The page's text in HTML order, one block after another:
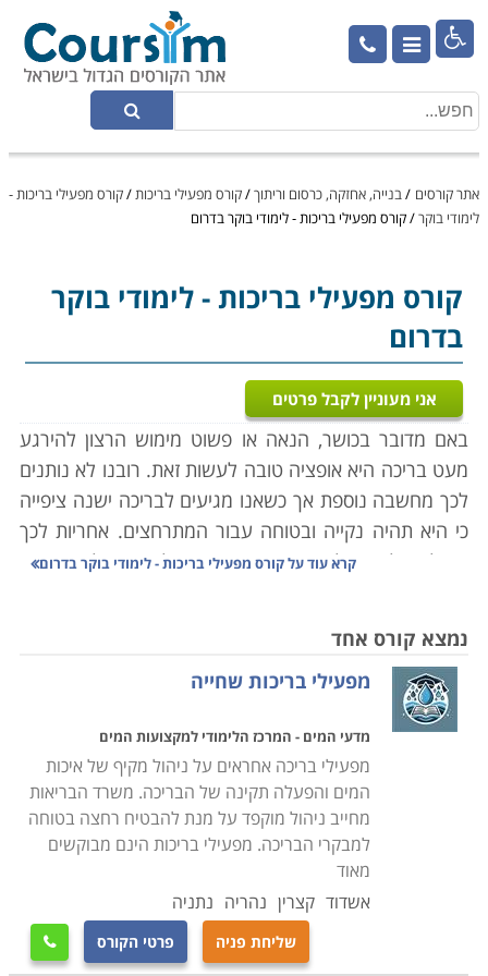

אתר קורסים /בנייה, אחזקה, כרסום וריתוך/קורס מפעילי בריכות/קורס מפעילי בריכות -
לימודי בוקר/קורס מפעילי בריכות - לימודי בוקר בדרום
קורס מפעילי בריכות- לימודי בוקר
בדרום
אני מעוניין לקבל פרטים
באם מדובר בכושר, הנאה או פשוט מימוש הרצון להירגע
מעט בריכה היא אופציה טובה לעשות זאת. רובנו לא נותנים
לכך מחשבה נוספת אך כשאנו מגיעים לבריכה ישנה ציפייה
כי היא תהיה נקייה ובטוחה עבור המתרחצים. אחריות לכך
מוטלת על מפעיל המקום אשר תפקידו לדאוג כי למתרחצים
המתרחצים מצויים בסיכון להיפצע או לחלות. לכן, יש צורך
בקורס מפעילי בריכות מיומנים שהוכשרו במיוחד וידעו לקחת
בחשבון את כל ההיבטים הכרוכים בהפעלת הבריכה.
במסגרת קורס מפעילי בריכות נלמדים כל תחומי האחזקה
והניהול, תפעול של תהליכים סביבתיים, מערכת הסינון
ותחזוקת הבריכה ועבודה מול גורמים חיצוניים כדוגמת
ספקים, מתרחצים ורשויות
תחומי הלימוד בקורס נחלקים לנושאים על פי סוג העבודה
הנדרשת. בתחום המים נלמדת כל תורת השמירה והפיקוח
על איכות המים, השימוש בחומרי ניקוי וסטריליזציה כדוגמת
קרא עוד עלקורס מפעילי בריכות - לימודי בוקר בדרום
נמצא קורס אחד
מפעילי בריכות שחייה
מדעי המים - המרכז הלימודי למקצועות המים
מפעילי בריכה אחראים על ניהול מקיף של איכות
המים והפעלה תקינה של הבריכה. משרד הבריאות
מחייב ניהול מוקפד על מנת להבטיח רחצה בטוחה
למבקרי הבריכה. מפעילי בריכות הינם מבוקשים
מאוד
אשדוד קצרין נהריה נתניה
שליחת פניה פרטי הקורס 